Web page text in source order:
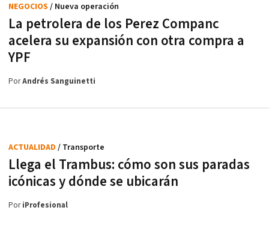
La petrolera de los Perez Companc
acelera su expansión con otra compra a
YPF
NEGOCIOS / Nueva operación
PorAndrés Sanguinetti
Llega el Trambus: cómo son sus paradas
icónicas y dónde se ubicarán
ACTUALIDAD / Transporte
PoriProfesional